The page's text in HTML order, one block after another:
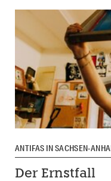
ANTIFAS IN SACHSEN-
Der Ernstfall